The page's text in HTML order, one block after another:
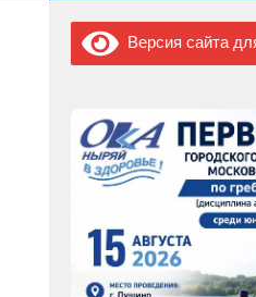
Версия сайта